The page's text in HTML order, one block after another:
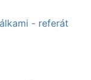
- referát